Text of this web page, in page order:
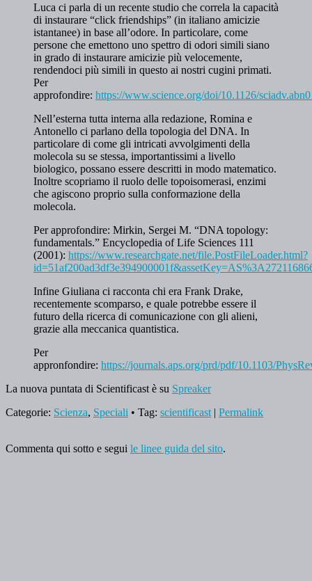
Luca ci parla di un recente studio che correla la capacità
di instaurare “click friendships” (in italiano amicizie
istantanee) in base all’odore. In particolare, come
persone che emettono uno spettro di odori simili siano
in grado di instaurare amicizie più velocemente,
rendendoci più simili in questo ai nostri cugini primati.
Per
approfondire: https://www.science.org/doi/10.1126/
Nell’esterna tutta interna alla redazione, Romina e
Antonello ci parlano della topologia del DNA. In
particolare di come gli intricati avvolgimenti della
molecola su se stessa, importantissimi a livello
biologico, possano essere descritti in modo matematico.
Inoltre scopriamo il ruolo delle topoisomerasi, enzimi
che agiscono proprio sulla conformazione della
molecola.
Per approfondire: Mirkin, Sergei M. “DNA topology:
fundamentals.” Encyclopedia of Life Sciences 111
(2001): https://www.researchgate.net/file.PostFileLoader.html?
Infine Giuliana ci racconta chi era Frank Drake,
recentemente scomparso, e quale potrebbe essere il
futuro della ricerca di comunicazione con gli alieni,
grazie alla meccanica quantistica.
Per
appronfondire: https://journals.aps.org/prd/pdf/10.1103/
La nuova puntata di Scientificast è su Spreaker
Categorie: Scienza, Speciali • Tag: scientificast | Permalink
Commenta qui sotto e segui le linee guida del sito.